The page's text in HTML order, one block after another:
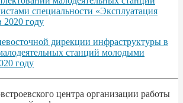
специальности «Эксплуатация
2020 году
дирекции инфраструктуры в
станций молодыми
году
центра организации работы